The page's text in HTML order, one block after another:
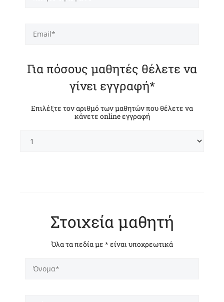
Για πόσους μαθητές θέλετε να
γίνει εγγραφή*
Επιλέξτε τον αριθμό των μαθητών που θέλετε να
κάνετε online εγγραφή
Στοιχεία μαθητή
Όλα τα πεδία με * είναι υποχρεωτικά